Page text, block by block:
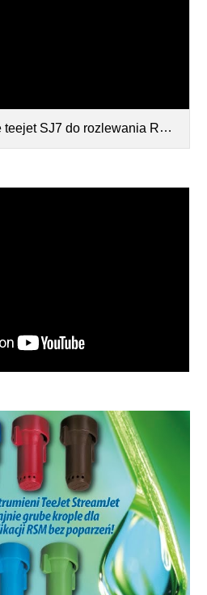
SJ7 do rozlewania RSM.pdf